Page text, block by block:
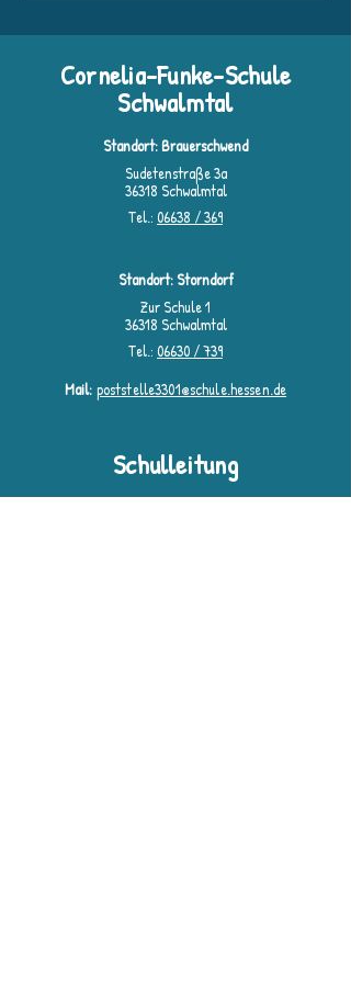
Cornelia-Funke-Schule
Schwalmtal
Standort: Brauerschwend
Sudetenstraße 3a
36318 Schwalmtal
Tel.: 06638 / 369
Standort: Storndorf
Zur Schule 1
36318 Schwalmtal
Tel.: 06630 / 739
Mail: poststelle3301@schule.hessen.de
Schulleitung